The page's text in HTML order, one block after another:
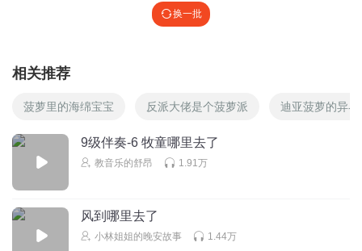
能否让人觉得可靠
妈妈你别逼我妈妈你别逼我
换一批
相关推荐
菠萝里的海绵宝宝 反派大佬是个菠萝派 迪亚菠萝的异界
9级伴奏-6 牧童哪里去了
教音乐的舒昂 1.91万
风到哪里去了
小林姐姐的晚安故事 1.44万